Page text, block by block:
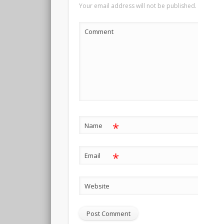
Your email address will not be published.
Comment
Name *
Email *
Website